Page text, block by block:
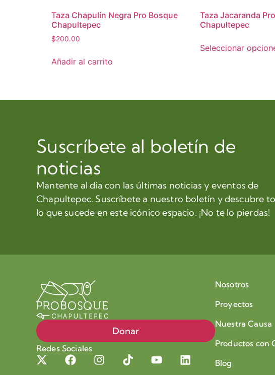
Taza Chapulín Negra Pro Bosque
Chapultepec
$200.00
Añadir al carrito
Taza Jacaranda
Chapultepec
Seleccionar
Suscríbete al boletín de
noticias
Mantente al día con las últimas noticias y eventos de
Chapultepec. Suscríbete a nuestro boletín y descubre
lo que sucede en este icónico espacio. ¡No te lo pierdas!
Donar
Redes Sociales
Nosotros
Proyectos
Nuestra Causa
Productos con
Blog